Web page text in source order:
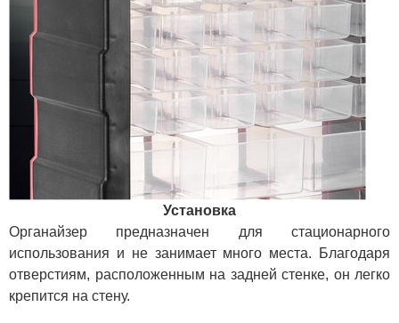
Установка
Органайзер предназначен для стационарного
использования и не занимает много места. Благодаря
отверстиям, расположенным на задней стенке, он легко
крепится на стену.